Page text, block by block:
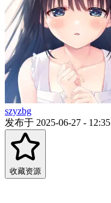
szyzbg
发布于 2025-06-27 - 12:35
收藏资源